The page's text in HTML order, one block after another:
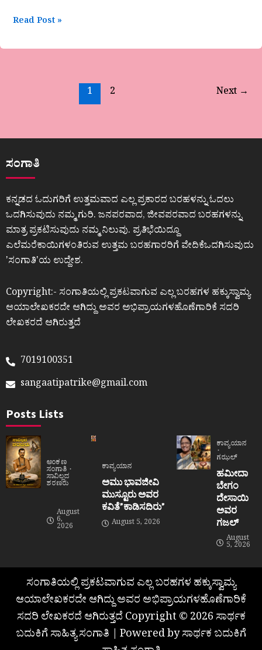
Read Post »
1 2 Next →
ಸಂಗಾತಿ
ಕನ್ನಡದ ಓದುಗರಿಗೆ ಉತ್ತಮವಾದ ಎಲ್ಲ ಪ್ರಕಾರದ ಬರಹಳನ್ನು ಓದಲು
ಒದಗಿಸುವುದು ನಮ್ಮ ಗುರಿ. ಜನಪರವಾದ, ಜೀವಪರವಾದ ಬರಹಗಳನ್ನು
ಮಾತ್ರ ಪ್ರಕಟಿಸುವುದು ನಮ್ಮ ನಿಲುವು. ಪ್ರತಿಭೆಯಿದ್ದೂ
ಎಲೆಮರೆಕಾಯಿಗಳಂತಿರುವ ಉತ್ತಮ ಬರಹಗಾರರಿಗೆ ವೇದಿಕೆಒದಗಿಸುವುದು
ʼಸಂಗಾತಿʼಯ ಉದ್ದೇಶ.
Copyright:- ಸಂಗಾತಿಯಲ್ಲಿ ಪ್ರಕಟವಾಗುವ ಎಲ್ಲ ಬರಹಗಳ ಹಕ್ಕುಸ್ವಾಮ್ಯ
ಆಯಾಲೇಖಕರದೇ ಆಗಿದ್ದು ಅವರ ಅಭಿಪ್ರಾಯಗಳಹೊಣೆಗಾರಿಕೆ ಸದರಿ
ಲೇಖಕರದೆ ಆಗಿರುತ್ತದೆ
7019100351
sangaatipatrike@gmail.com
Posts Lists
ಅಂಕಣ
ಸಂಗಾತಿ
ಸಾವಿಲ್ಲದ
ಶರಣರು
August
6,
2026
ಕಾವ್ಯಯಾನ
ಅಮು ಭಾವಜೀವಿ
ಮುಸ್ಟೂರು ಅವರ
ಕವಿತೆ”ಕಾಡಿಸದಿರು”
August 5, 2026
ಕಾವ್ಯಯಾನ
ಗಝಲ್
ಹಮೀದಾ
ಬೇಗಂ
ದೇಸಾಯಿ
ಅವರ
ಗಜಲ್
August
5, 2026
ಸಂಗಾತಿಯಲ್ಲಿ ಪ್ರಕಟವಾಗುವ ಎಲ್ಲ ಬರಹಗಳ ಹಕ್ಕುಸ್ವಾಮ್ಯ
ಆಯಾಲೇಖಕರದೇ ಆಗಿದ್ದು ಅವರ ಅಭಿಪ್ರಾಯಗಳಹೊಣೆಗಾರಿಕೆ
ಸದರಿ ಲೇಖಕರದೆ ಆಗಿರುತ್ತದೆ Copyright © 2026 ಸಾರ್ಥಕ
ಬದುಕಿಗೆ ಸಾಹಿತ್ಯ ಸಂಗಾತಿ | Powered by ಸಾರ್ಥಕ ಬದುಕಿಗೆ